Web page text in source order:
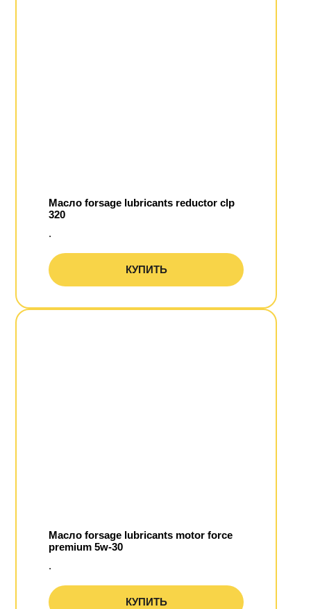
Масло forsage lubricants reductor clp
320
.
КУПИТЬ
Масло forsage lubricants motor force
premium 5w-30
.
КУПИТЬ